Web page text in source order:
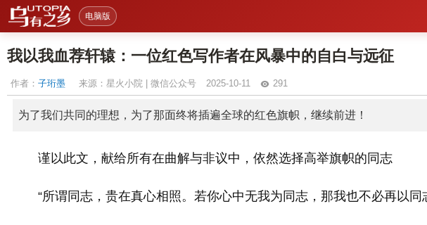
电脑版
我以我血荐轩辕：一位红色写作者在风暴中的自白与远征
作者： 子珩墨 来源：星火小院 | 微信公众号 2025-10-11 291
为了我们共同的理想，为了那面终将插遍全球的红色旗帜，继续前进！
谨以此文，献给所有在曲解与非议中，依然选择高举旗帜的同志
“所谓同志，贵在真心相照。若你心中无我为同志，那我也不必再以同